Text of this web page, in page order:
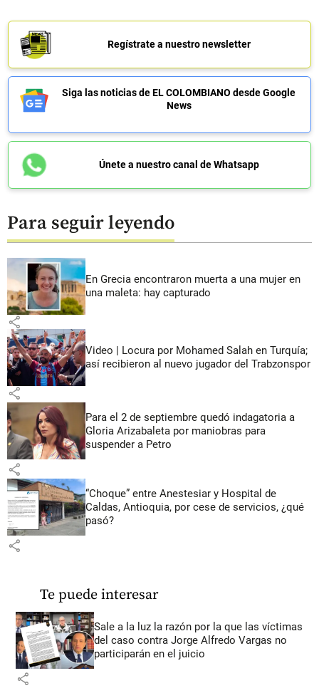
Regístrate a nuestro newsletter
Siga las noticias de EL COLOMBIANO desde Google
News
Únete a nuestro canal de Whatsapp
Para seguir leyendo
En Grecia encontraron muerta a una mujer en
una maleta: hay capturado
share
Video | Locura por Mohamed Salah en Turquía;
así recibieron al nuevo jugador del Trabzonspor
share
Para el 2 de septiembre quedó indagatoria a
Gloria Arizabaleta por maniobras para
suspender a Petro
share
“Choque” entre Anestesiar y Hospital de
Caldas, Antioquia, por cese de servicios, ¿qué
pasó?
share
Te puede interesar
Sale a la luz la razón por la que las víctimas
del caso contra Jorge Alfredo Vargas no
participarán en el juicio
share